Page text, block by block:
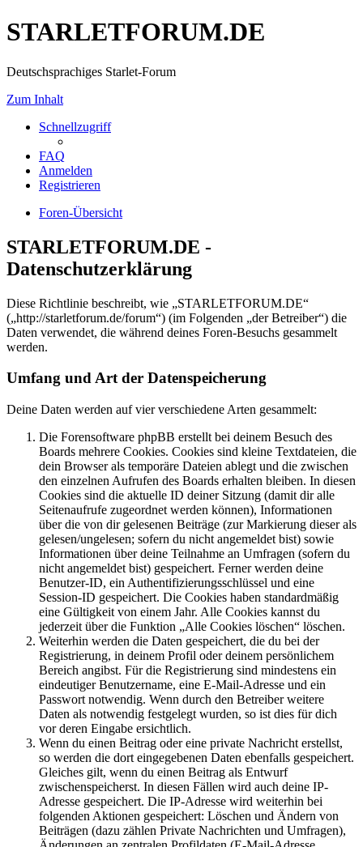
STARLETFORUM.DE
Deutschsprachiges Starlet-Forum
Zum Inhalt
Schnellzugriff
FAQ
Anmelden
Registrieren
Foren-Übersicht
STARLETFORUM.DE -
Datenschutzerklärung
Diese Richtlinie beschreibt, wie „STARLETFORUM.DE“
(„http://starletforum.de/forum“) (im Folgenden „der Betreiber“) die
Daten verwendet, die während deines Foren-Besuchs gesammelt
werden.
Umfang und Art der Datenspeicherung
Deine Daten werden auf vier verschiedene Arten gesammelt:
Die Forensoftware phpBB erstellt bei deinem Besuch des
Boards mehrere Cookies. Cookies sind kleine Textdateien, die
dein Browser als temporäre Dateien ablegt und die zwischen
den einzelnen Aufrufen des Boards erhalten bleiben. In diesen
Cookies sind die aktuelle ID deiner Sitzung (damit dir alle
Seitenaufrufe zugeordnet werden können), Informationen
über die von dir gelesenen Beiträge (zur Markierung dieser als
gelesen/ungelesen; sofern du nicht angemeldet bist) sowie
Informationen über deine Teilnahme an Umfragen (sofern du
nicht angemeldet bist) gespeichert. Ferner werden deine
Benutzer-ID, ein Authentifizierungsschlüssel und eine
Session-ID gespeichert. Die Cookies haben standardmäßig
eine Gültigkeit von einem Jahr. Alle Cookies kannst du
jederzeit über die Funktion „Alle Cookies löschen“ löschen.
Weiterhin werden die Daten gespeichert, die du bei der
Registrierung, in deinem Profil oder deinem persönlichem
Bereich angibst. Für die Registrierung sind mindestens ein
eindeutiger Benutzername, eine E-Mail-Adresse und ein
Passwort notwendig. Wenn durch den Betreiber weitere
Daten als notwendig festgelegt wurden, so ist dies für dich
vor deren Eingabe ersichtlich.
Wenn du einen Beitrag oder eine private Nachricht erstellst,
so werden die dort eingegebenen Daten ebenfalls gespeichert.
Gleiches gilt, wenn du einen Beitrag als Entwurf
zwischenspeicherst. In diesen Fällen wird auch deine IP-
Adresse gespeichert. Die IP-Adresse wird weiterhin bei
folgenden Aktionen gespeichert: Löschen und Ändern von
Beiträgen (dazu zählen Private Nachrichten und Umfragen),